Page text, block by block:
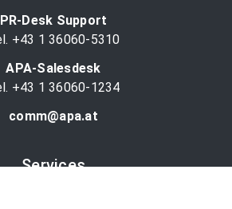
PR-Desk Support
+43 1 36060-5310
APA-Salesdesk
+43 1 36060-1234
comm@apa.at
Services